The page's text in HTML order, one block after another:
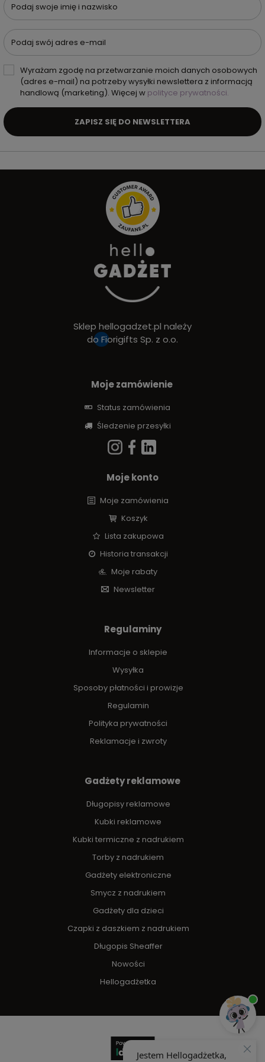
Podaj swoje imię i nazwisko
Podaj swój adres e-mail
Wyrażam zgodę na przetwarzanie moich danych osobowych
(adres e-mail) na potrzeby wysyłki newslettera z informacją
handlową (marketing). Więcej w polityce prywatności.
ZAPISZ SIĘ DO NEWSLETTERA
Sklep hellogadzet.pl należy
do Fiorigifts Sp. z o.o.
Moje zamówienie
Status zamówienia
Śledzenie przesyłki
Moje konto
Moje zamówienia
Koszyk
Lista zakupowa
Historia transakcji
Moje rabaty
Newsletter
Regulaminy
Informacje o sklepie
Wysyłka
Sposoby płatności i prowizje
Regulamin
Polityka prywatności
Reklamacje i zwroty
Gadżety reklamowe
Długopisy reklamowe
Kubki reklamowe
Kubki termiczne z nadrukiem
Torby z nadrukiem
Gadżety elektroniczne
Smycz z nadrukiem
Gadżety dla dzieci
Czapki z daszkiem z nadrukiem
Długopis Sheaffer
Nowości
Hellogadżetka